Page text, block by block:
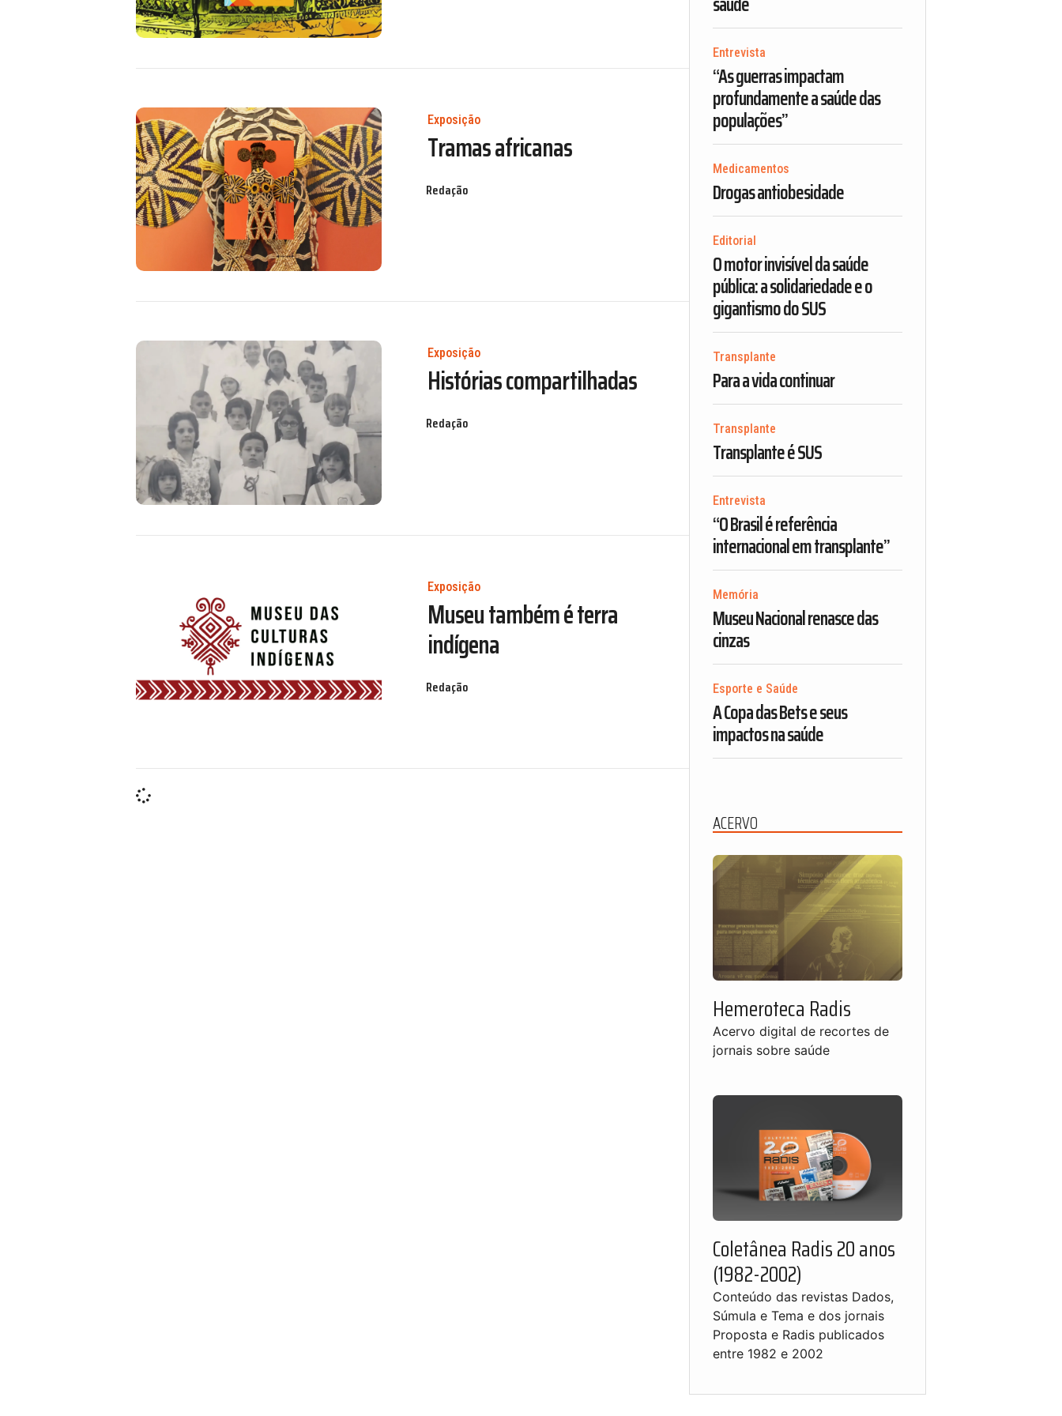
Exposição
Tramas africanas
Redação
Exposição
Histórias compartilhadas
Redação
Exposição
Museu também é terra
indígena
Redação
Entrevista
“As guerras impactam
profundamente a saúde das
populações”
Medicamentos
Drogas antiobesidade
Editorial
O motor invisível da saúde
pública: a solidariedade e o
gigantismo do SUS
Transplante
Para a vida continuar
Transplante
Transplante é SUS
Entrevista
“O Brasil é referência
internacional em transplante”
Memória
Museu Nacional renasce das
cinzas
Esporte e Saúde
A Copa das Bets e seus
impactos na saúde
ACERVO
Hemeroteca Radis
Acervo digital de recortes de
jornais sobre saúde
Coletânea Radis 20 anos
(1982-2002)
Conteúdo das revistas Dados,
Súmula e Tema e dos jornais
Proposta e Radis publicados
entre 1982 e 2002